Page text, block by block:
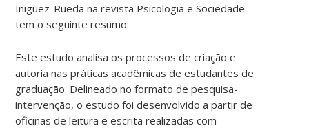
Iñiguez-Rueda na revista Psicologia e Sociedade
tem o seguinte resumo:
Este estudo analisa os processos de criação e
autoria nas práticas acadêmicas de estudantes de
graduação. Delineado no formato de pesquisa-
intervenção, o estudo foi desenvolvido a partir de
oficinas de leitura e escrita realizadas com